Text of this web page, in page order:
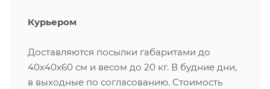
Курьером
Доставляются посылки габаритами до
40х40х60 см и весом до 20 кг. В будние дни,
в выходные по согласованию. Стоимость